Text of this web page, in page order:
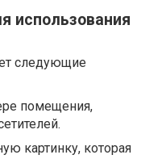
использования
следующие
помещения,
картинку, которая